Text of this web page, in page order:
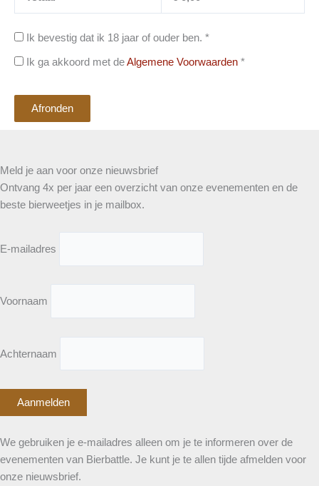
Ik bevestig dat ik 18 jaar of ouder ben. *
Ik ga akkoord met deAlgemene Voorwaarden *
Afronden
Meld je aan voor onze nieuwsbrief
Ontvang 4x per jaar een overzicht van onze evenementen en de
beste bierweetjes in je mailbox.
E-mailadres
Voornaam
Achternaam
We gebruiken je e-mailadres alleen om je te informeren over de
evenementen van Bierbattle. Je kunt je te allen tijde afmelden voor
onze nieuwsbrief.